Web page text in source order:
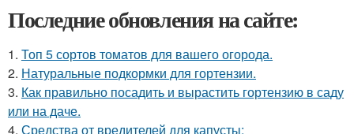
Последние обновления на сайте:
1. Топ 5 сортов томатов для вашего огорода.
2. Натуральные подкормки для гортензии.
3. Как правильно посадить и вырастить гортензию в саду
или на даче.
4. Средства от вредителей для капусты: